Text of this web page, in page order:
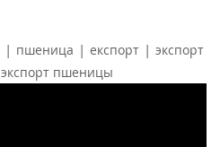
| пшеница | експорт | экспорт
экспорт пшеницы